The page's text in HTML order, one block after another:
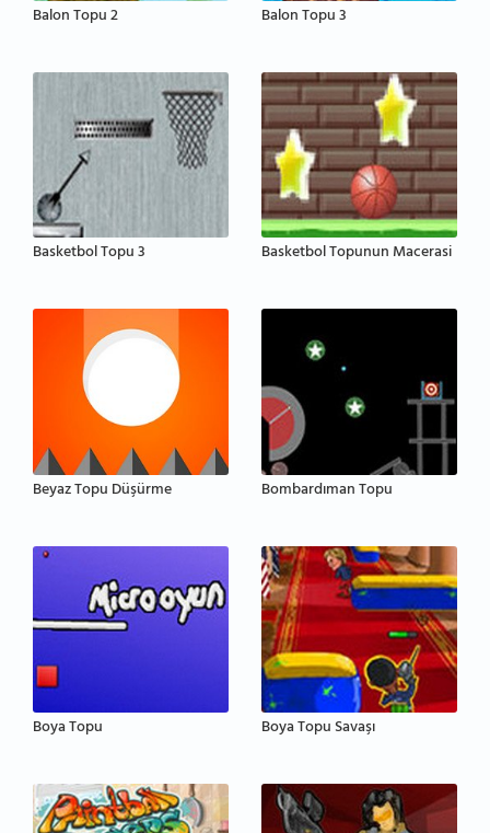
Balon Topu 2 Balon Topu 3
Basketbol Topu 3 Basketbol Topunun Macerasi
Beyaz Topu Düşürme Bombardıman Topu
Boya Topu Boya Topu Savaşı